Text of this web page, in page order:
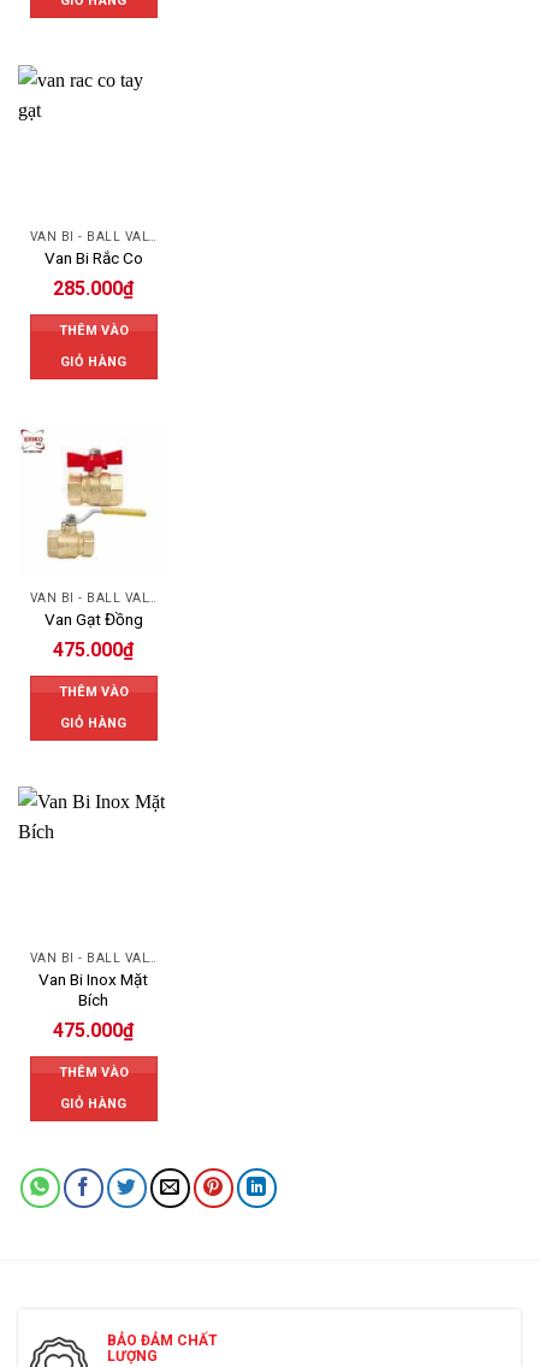
Van Bi Rắc Co
285.000₫
THÊM VÀO
GIỎ HÀNG
Van Gạt Đồng
475.000₫
THÊM VÀO
GIỎ HÀNG
VAN BI - BALL VALVES
Van Bi Inox Mặt
Bích
475.000₫
THÊM VÀO
GIỎ HÀNG
BẢO ĐẢM CHẤT
LƯỢNG